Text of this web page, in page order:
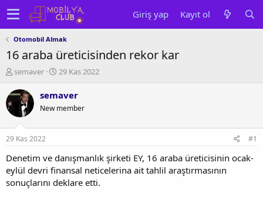
Giriş yap Kayıt ol
Otomobil Almak
16 araba üreticisinden rekor kar
K
n
y
b
a
ş
a
t
semaver
B
ş
a
ç
a
r
29 Kas 2022
semaver
New member
29 Kas 2022 #1
Denetim ve danışmanlık şirketi EY, 16 araba üreticisinin ocak-
eylül devri finansal neticelerina ait tahlil araştırmasının
sonuçlarını deklare etti.